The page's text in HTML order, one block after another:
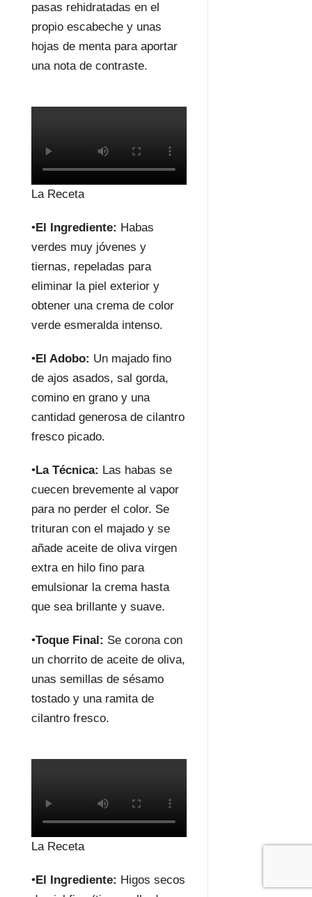
pasas rehidratadas en el
propio escabeche y unas
hojas de menta para aportar
una nota de contraste.
La Receta
•El Ingrediente: Habas
verdes muy jóvenes y
tiernas, repeladas para
eliminar la piel exterior y
obtener una crema de color
verde esmeralda intenso.
•El Adobo: Un majado fino
de ajos asados, sal gorda,
comino en grano y una
cantidad generosa de cilantro
fresco picado.
•La Técnica: Las habas se
cuecen brevemente al vapor
para no perder el color. Se
trituran con el majado y se
añade aceite de oliva virgen
extra en hilo fino para
emulsionar la crema hasta
que sea brillante y suave.
•Toque Final: Se corona con
un chorrito de aceite de oliva,
unas semillas de sésamo
tostado y una ramita de
cilantro fresco.
La Receta
•El Ingrediente: Higos secos